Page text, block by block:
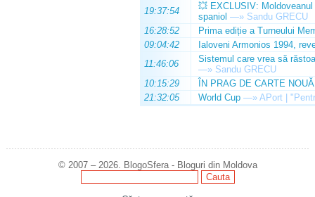
19:37:54
💥 EXCLUSIV:
spaniol —» Sandu GRECU
16:28:52
Prima ediție a Turneului
09:04:42
Ialoveni Armonios 1994,
11:46:06
Sistemul care vrea să
—» Sandu GRECU
10:15:29
ÎN PRAG DE CARTE NOUĂ
21:32:05
World Cup —» APort |
© 2007 – 2026. BlogoSfera - Bloguri din Moldova